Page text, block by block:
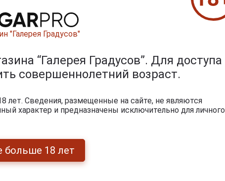
"Галерея Градусов"
“Галерея Градусов”. Для доступа
совершеннолетний возраст.
Сведения, размещенные на сайте, не являются
характер и предназначены исключительно для личного
больше 18 лет